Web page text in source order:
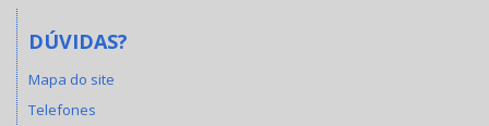
DÚVIDAS?
Mapa do site
Telefones